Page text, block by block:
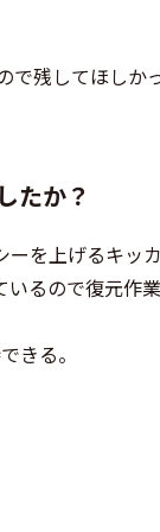
で残してほしか
たか？
ーを上げるキッ
いるので復元作
きる。